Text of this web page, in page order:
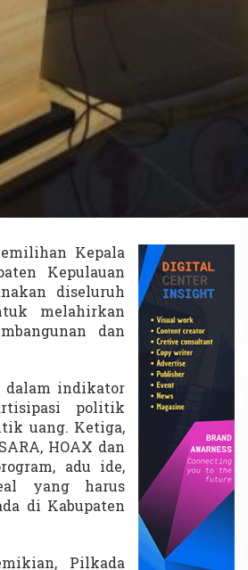
Kepala
Kepulauan
diseluruh
melahirkan
dan
dalam indikator
politik
uang. Ketiga,
HOAX dan
adu ide,
yang harus
di Kabupaten
Pilkada
Rekognisi Sejarah Kerajaan Siak
dan Harapan Daerah Istimewa Riau
Di KOLOM, Opini, SOROTAN 16 Juni 2025